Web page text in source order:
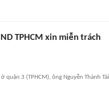
TPHCM xin miễn trách
3 (TPHCM), ông Nguyễn Thành Tài